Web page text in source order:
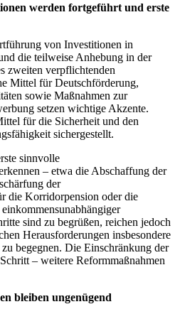
werden fortgeführt und erste
von Investitionen in
die teilweise Anhebung in der
zweiten verpflichtenden
Mittel für Deutschförderung,
sowie Maßnahmen zur
setzen wichtige Akzente.
für die Sicherheit und den
sichergestellt.
sinnvolle
– etwa die Abschaffung der
der
die Korridorpension oder die
sind zu begrüßen, reichen jedoch
Herausforderungen insbesondere
begegnen. Die Einschränkung der
– weitere Reformmaßnahmen
bleiben ungenügend